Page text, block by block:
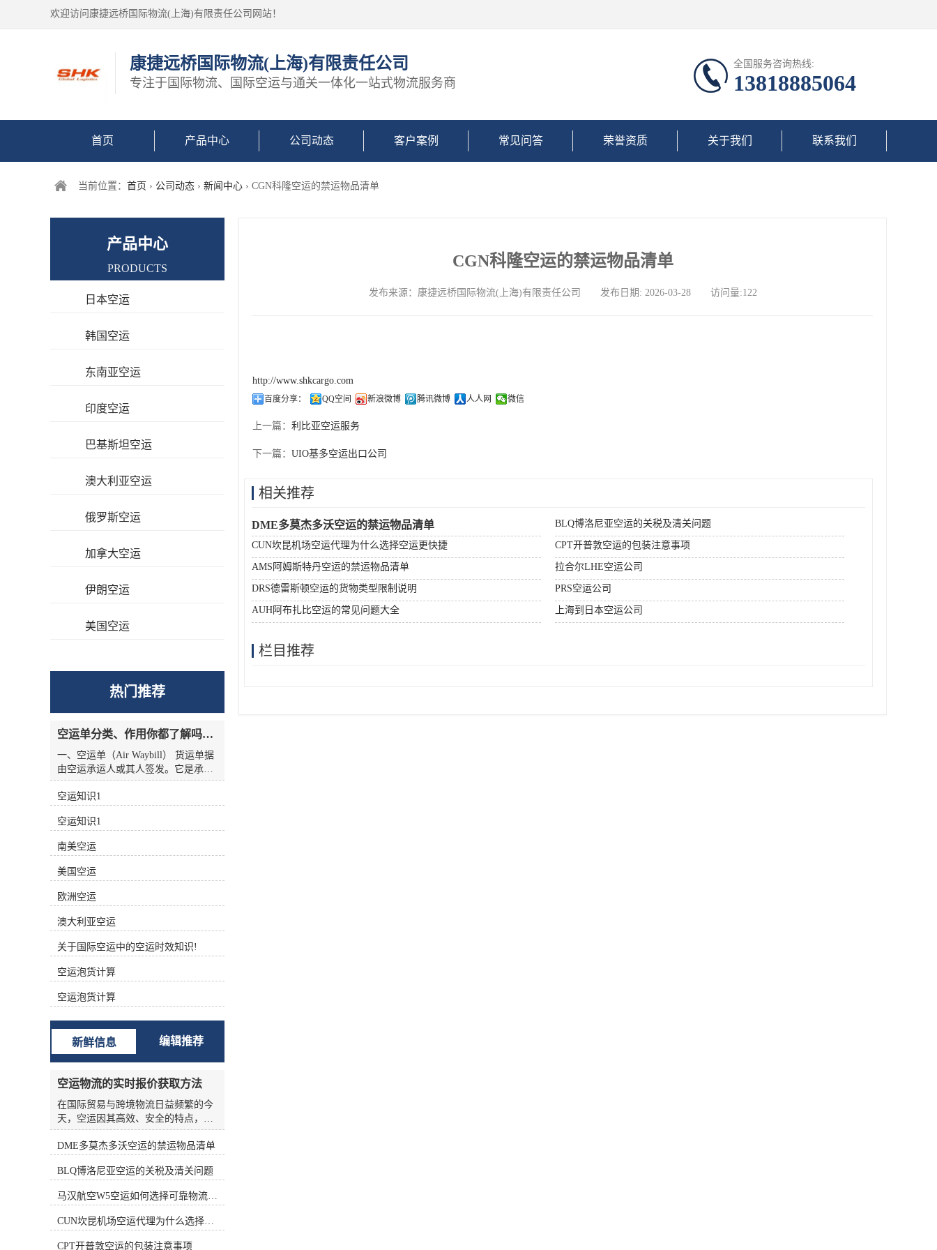
欢迎访问康捷远桥国际物流(上海)有限责任公司网站！
康捷远桥国际物流(上海)有限责任公司
专注于国际物流、国际空运与通关一体化一站式物流服务商
全国服务咨询热线:
13818885064
首页 产品中心 公司动态 客户案例 常见问答 荣誉资质 关于我们 联系我们
当前位置： 首页 › 公司动态 › 新闻中心 › CGN科隆空运的禁运物品清单
CGN科隆空运的禁运物品清单
发布来源：康捷远桥国际物流(上海)有限责任公司 发布日期: 2026-03-28 访问量:122
http://www.shkcargo.com
百度分享： QQ空间 新浪微博 腾讯微博 人人网 微信
上一篇： 利比亚空运服务
下一篇： UIO基多空运出口公司
相关推荐
DME多莫杰多沃空运的禁运物品清单 BLQ博洛尼亚空运的关税及清关问题
CUN坎昆机场空运代理为什么选择空运更快捷 CPT开普敦空运的包装注意事项
AMS阿姆斯特丹空运的禁运物品清单 拉合尔LHE空运公司
DRS德雷斯顿空运的货物类型限制说明 PRS空运公司
AUH阿布扎比空运的常见问题大全 上海到日本空运公司
栏目推荐
产品中心
PRODUCTS
日本空运
韩国空运
东南亚空运
印度空运
巴基斯坦空运
澳大利亚空运
俄罗斯空运
加拿大空运
伊朗空运
美国空运
热门推荐
空运单分类、作用你都了解吗？空运单干货讲解
一、空运单（Air Waybill） 货运单据
由空运承运人或其人签发。它是承运
人收到货物的收据，也是托运人与承
运人之间的运输合同，但没有物权凭
二、航空货运单分类 1.按无承运人名
称分类 航空货运单有两种 (1)货运单
（Airline Air Waybill） 印有出票
（issue carrier）航空货运单的名称和
标志(航徽、代码等)。.这种空运单代
表的身份。 (2)中性货运单（Neutral
Air Waybill） 承运人名称和标志的货
运单未提前打印在运单上。这种空运
根据不同的功能进行分类 (1)航空主
运单（Master Air Waybill ，MAWB）
签发的航空运单称为主运单。 (2)航
空分运单（House Air Waybill ，
HAWB） 在办理集中托运业务时，向
发货人签发运单。三、航空货运单的
构成 中国国际航空货运单由一式十二
联组成，包括三联原件、六联副本和
三联额外副本。 如下表所示： 填写
航空货运单的责任 根据《华沙公
约》、《海牙议定书》和承运人的运
输条件，承运人的运输条件为托运人
准备航空货运单。 根据《华沙公约》
第六条第(1)款和第(5)款，航空货运单
由托运人填写。承运人按托运人要求
写。 这表明托运人应对货运单上填写
人对货运单上填写的内容不准确、不
完整造成的损失负责。 在航空货运业
务运营中，各承运的大量货物由其人
收运，部分特殊货物由直接收运。托
空运知识1
空运知识1
南美空运
美国空运
欧洲空运
澳大利亚空运
关于国际空运中的空运时效知识!
空运泡货计算
空运泡货计算
新鲜信息 编辑推荐
空运物流的实时报价获取方法
在国际贸易与跨境物流日益频繁的今
天，空运因其高效、安全的特点，成
为许多企业优先选择的运输方式。然
而，空运物流的报价并非一成不变，
货物种类等多种变量影响，价格波动
频繁。对于货主和物流从业者来说，
如何准确、高效地获取实时报价，是
控制成本、优化供应链的关键环节。
本文将从实际业务角度出发，系统梳
理空运物流实时报价的获取方法，帮
DME多莫杰多沃空运的禁运物品清单
BLQ博洛尼亚空运的关税及清关问题
马汉航空W5空运如何选择可靠物流公司
CUN坎昆机场空运代理为什么选择空运更快捷
CPT开普敦空运的包装注意事项